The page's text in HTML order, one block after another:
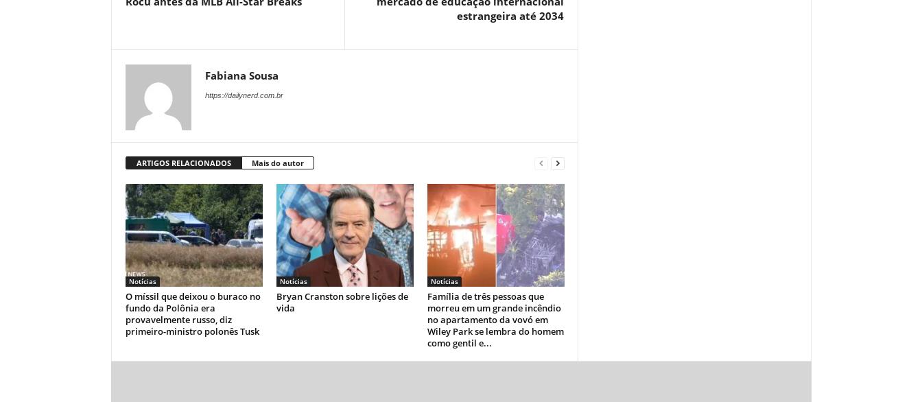
estrangeira até 2034
Fabiana Sousa
https://dailynerd.com.br
ARTIGOS RELACIONADOS Mais do autor
Notícias
O míssil que deixou o buraco no
fundo da Polônia era
provavelmente russo, diz
primeiro-ministro polonês Tusk
Notícias
Bryan Cranston sobre lições de
vida
Notícias
Família de três pessoas que
morreu em um grande incêndio
no apartamento da vovó em
Wiley Park se lembra do homem
como gentil e...